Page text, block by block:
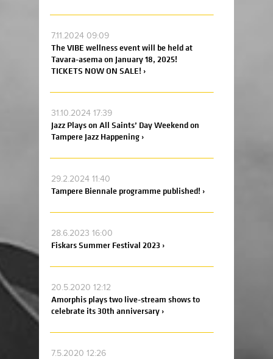
7.11.2024 09:09
The VIBE wellness event will be held at
Tavara-asema on January 18, 2025!
TICKETS NOW ON SALE! ›
31.10.2024 17:39
Jazz Plays on All Saints’ Day Weekend on
Tampere Jazz Happening ›
29.2.2024 11:40
Tampere Biennale programme published! ›
28.6.2023 16:00
Fiskars Summer Festival 2023 ›
20.5.2020 12:12
Amorphis plays two live-stream shows to
celebrate its 30th anniversary ›
7.5.2020 12:26